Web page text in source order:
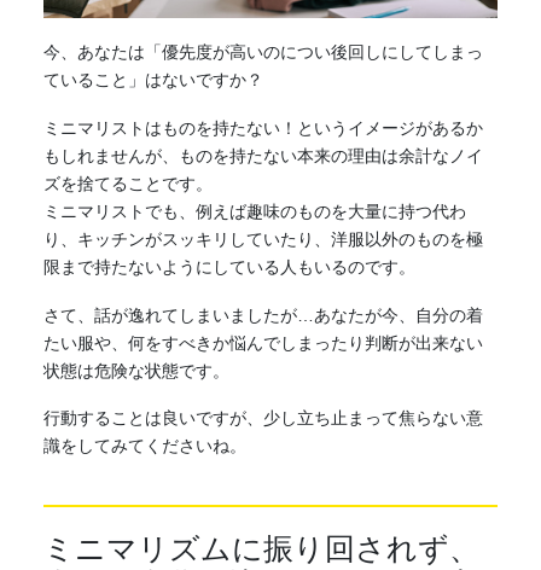
今、あなたは「優先度が高いのについ後回しにしてしまっ
ていること」はないですか？
ミニマリスト はものを持たない！というイメージがあるか
もしれませんが、ものを持たない本来の理由は余計なノイ
ズを捨てることです。
ミニマリスト でも、例えば趣味のものを大量に持つ代わ
り、キッチンがスッキリしていたり、洋服以外のものを極
限まで持たないようにしている人もいるのです。
さて、話が逸れてしまいましたが…あなたが今、自分の着
たい服や、何をすべきか悩んでしまったり判断が出来ない
状態は危険な状態です。
行動することは良いですが、少し立ち止まって焦らない意
識をしてみてくださいね。
ミニマリズムに振り回されず、